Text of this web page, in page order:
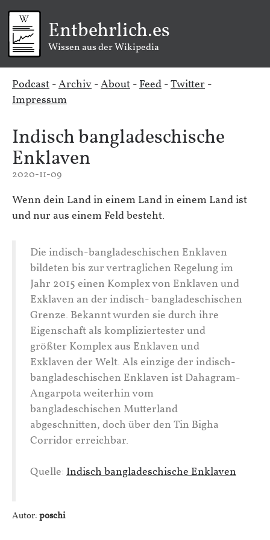
Entbehrlich.es
Wissen aus der Wikipedia
Podcast -Archiv -About -Feed -Twitter -
Impressum
Indisch bangladeschische
Enklaven
2020-11-09
Wenn dein Land in einem Land in einem Land ist
und nur aus einem Feld besteht.
Die indisch-bangladeschischen Enklaven
bildeten bis zur vertraglichen Regelung im
Jahr 2015 einen Komplex von Enklaven und
Exklaven an der indisch- bangladeschischen
Grenze. Bekannt wurden sie durch ihre
Eigenschaft als kompliziertester und
größter Komplex aus Enklaven und
Exklaven der Welt. Als einzige der indisch-
bangladeschischen Enklaven ist Dahagram-
Angarpota weiterhin vom
bangladeschischen Mutterland
abgeschnitten, doch über den Tin Bigha
Corridor erreichbar.
Quelle: Indisch bangladeschische Enklaven
Autor:poschi